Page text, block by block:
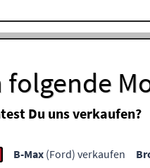
Du uns verkaufen?
B-Max (Ford) verkaufen